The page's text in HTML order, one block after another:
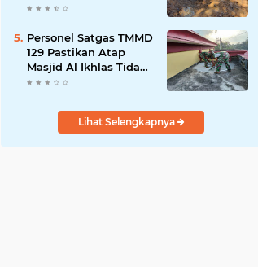
Baru
Personel Satgas TMMD
129 Pastikan Atap
Masjid Al Ikhlas Tidak
Bocor Lagi
Lihat Selengkapnya